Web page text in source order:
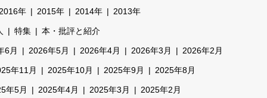
年 2015年 2014年 2013年
特集 本・批評と紹介
6月 2026年5月 2026年4月 2026年3月 2026年2月
年11月 2025年10月 2025年9月 2025年8月
年5月 2025年4月 2025年3月 2025年2月